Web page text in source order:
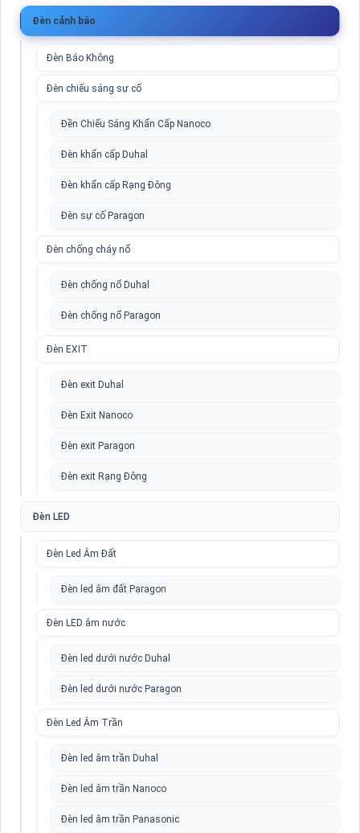
Đèn cảnh báo
Đèn Báo Không
Đèn chiếu sáng sự cố
Đền Chiếu Sáng Khẩn Cấp Nanoco
Đèn khẩn cấp Duhal
Đèn khẩn cấp Rạng Đông
Đèn sự cố Paragon
Đèn chống cháy nổ
Đèn chống nổ Duhal
Đèn chống nổ Paragon
Đèn EXIT
Đèn exit Duhal
Đèn Exit Nanoco
Đèn exit Paragon
Đèn exit Rạng Đông
Đèn LED
Đèn Led Âm Đất
Đèn led âm đất Paragon
Đèn LED âm nước
Đèn led dưới nước Duhal
Đèn led dưới nước Paragon
Đèn Led Âm Trần
Đèn led âm trần Duhal
Đèn led âm trần Nanoco
Đèn led âm trần Panasonic